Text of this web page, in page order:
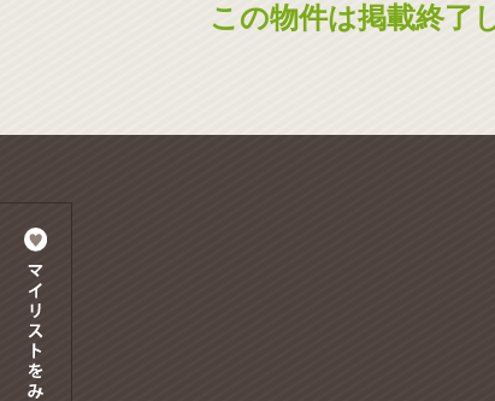
この物件は掲載終了